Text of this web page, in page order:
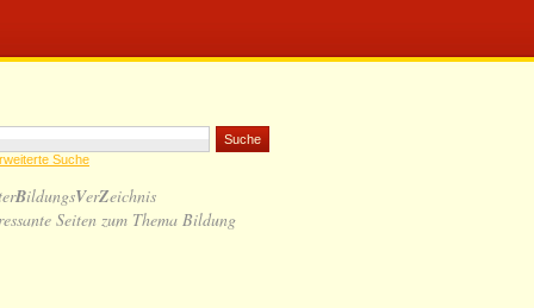
Suche
BildungsVerZeichnis
Seiten zum Thema Bildung